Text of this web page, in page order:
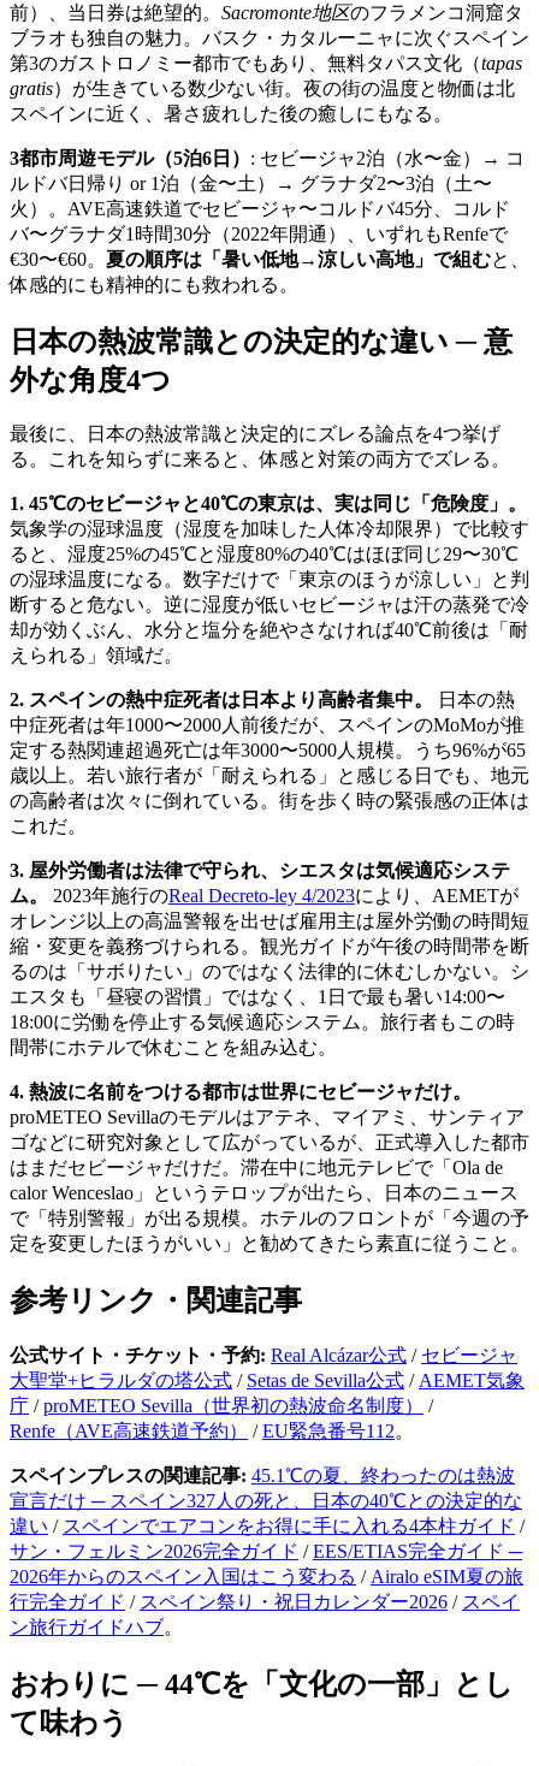
前）、当日券は絶望的。 Sacromonte地区のフラメンコ洞窟タ
ブラオも独自の魅力。バスク・カタルーニャに次ぐスペイン
第3のガストロノミー都市でもあり、無料タパス文化（tapas
gratis）が生きている数少ない街。夜の街の温度と物価は北
スペインに近く、暑さ疲れした後の癒しにもなる。
3都市周遊モデル（5泊6日） : セビージャ2泊（水〜金）→ コ
ルドバ日帰り or 1泊（金〜土）→ グラナダ2〜3泊（土〜
火）。AVE高速鉄道でセビージャ〜コルドバ45分、コルド
バ〜グラナダ1時間30分（2022年開通）、いずれもRenfeで
€30〜€60。 夏の順序は「暑い低地→涼しい高地」で組むと、
体感的にも精神的にも救われる。
日本の熱波常識との決定的な違い ─ 意
外な角度4つ
最後に、日本の熱波常識と決定的にズレる論点を4つ挙げ
る。これを知らずに来ると、体感と対策の両方でズレる。
1. 45℃のセビージャと40℃の東京は、実は同じ「危険度」。
気象学の湿球温度（湿度を加味した人体冷却限界）で比較す
ると、湿度25%の45℃と湿度80%の40℃はほぼ同じ29〜30℃
の湿球温度になる。数字だけで「東京のほうが涼しい」と判
断すると危ない。逆に湿度が低いセビージャは汗の蒸発で冷
却が効くぶん、水分と塩分を絶やさなければ40℃前後は「耐
えられる」領域だ。
2. スペインの熱中症死者は日本より高齢者集中。
日本の熱
中症死者は年1000〜2000人前後だが、スペインのMoMoが推
定する熱関連超過死亡は年3000〜5000人規模。うち96%が65
歳以上。若い旅行者が「耐えられる」と感じる日でも、地元
の高齢者は次々に倒れている。街を歩く時の緊張感の正体は
これだ。
3. 屋外労働者は法律で守られ、シエスタは気候適応システ
ム。
2023年施行のReal Decreto-ley 4/2023により、AEMETが
オレンジ以上の高温警報を出せば雇用主は屋外労働の時間短
縮・変更を義務づけられる。観光ガイドが午後の時間帯を断
るのは「サボりたい」のではなく法律的に休むしかない。シ
エスタも「昼寝の習慣」ではなく、1日で最も暑い14:00〜
18:00に労働を停止する気候適応システム。旅行者もこの時
間帯にホテルで休むことを組み込む。
4. 熱波に名前をつける都市は世界にセビージャだけ。
proMETEO Sevillaのモデルはアテネ、マイアミ、サンティア
ゴなどに研究対象として広がっているが、正式導入した都市
はまだセビージャだけだ。滞在中に地元テレビで「Ola de
calor Wenceslao」というテロップが出たら、日本のニュース
で「特別警報」が出る規模。ホテルのフロントが「今週の予
定を変更したほうがいい」と勧めてきたら素直に従うこと。
参考リンク・関連記事
公式サイト・チケット・予約: Real Alcázar公式 / セビージャ
大聖堂+ヒラルダの塔公式 / Setas de Sevilla公式 / AEMET気象
庁 /proMETEO Sevilla（世界初の熱波命名制度）
/
Renfe（AVE高速鉄道予約）
/EU緊急番号112。
スペインプレスの関連記事: 45.1℃の夏、終わったのは熱波
宣言だけ ─ スペイン327人の死と、日本の40℃との決定的な
違い / スペインでエアコンをお得に手に入れる4本柱ガイド /
サン・フェルミン2026完全ガイド /EES/ETIAS完全ガイド ─
2026年からのスペイン入国はこう変わる / Airalo eSIM夏の旅
行完全ガイド / スペイン祭り・祝日カレンダー2026 / スペイ
ン旅行ガイドハブ。
おわりに ─ 44℃を「文化の一部」とし
て味わう